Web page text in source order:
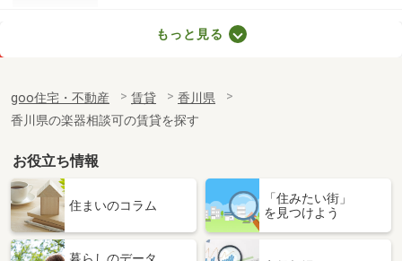
専有面積
28.02m²
間取り
1K
香川県丸亀市柞原町
価 格
5.70万円
香川県丸亀市柞原町
専有面積 31.05m²
もっと見る
goo住宅・不動産 賃貸
香川県
香川県の楽器相談可の賃貸を探す
お役立ち情報
住まいのコラム
「住みたい街」
を見つけよう